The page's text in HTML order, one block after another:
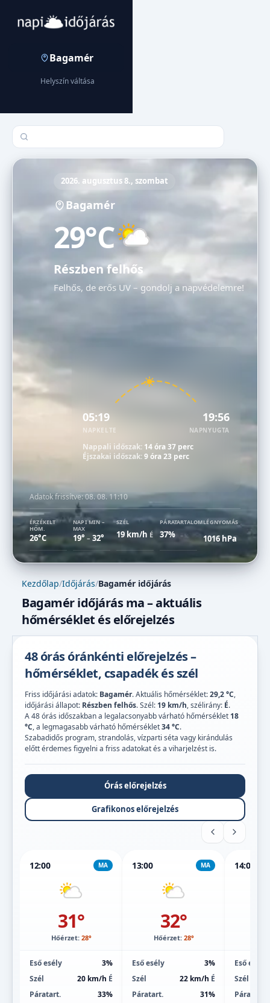
Bagamér
Helyszín váltása
Település keresése
2026. augusztus 8., szombat
Bagamér
29°C
Részben felhős
Felhős, de erős UV – gondolj a napvédelemre!
05:19
NAPKELTE
19:56
NAPNYUGTA
Nappali időszak: 14 óra 37 perc
Éjszakai időszak:9 óra 23 perc
Adatok frissítve:08. 08. 11:10
ÉRZÉKELT
HŐM.
26°C
NAPI MIN –
MAX
19° –32°
SZÉL
19 km/h É
PÁRATARTALOM
37%
LÉGNYOMÁS
1016 hPa
Kezdőlap/Időjárás/Bagamér időjárás
Bagamér időjárás ma – aktuális
hőmérséklet és előrejelzés
48 órás óránkénti előrejelzés –
hőmérséklet, csapadék és szél
Friss időjárási adatok: Bagamér. Aktuális hőmérséklet:29,2 °C,
időjárási állapot: Részben felhős. Szél: 19 km/h, szélirány: É.
A 48 órás időszakban a legalacsonyabb várható hőmérséklet 18
°C, a legmagasabb várható hőmérséklet34 °C.
Szabadidős program, strandolás, vízparti séta vagy kirándulás
előtt érdemes figyelni a friss adatokat és a viharjelzést is.
Órás előrejelzés
Grafikonos előrejelzés
12:00 MA
31°
Hőérzet: 28°
Eső esély
3%
Szél
20 km/h É
Páratart.
33%
13:00 MA
32°
Hőérzet: 28°
Eső esély
3%
Szél
22 km/h É
Páratart.
31%
14:00
Eső esély
Szél
Páratart.